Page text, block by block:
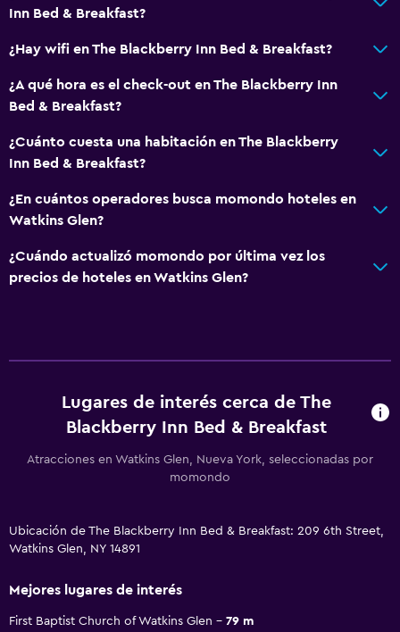
Inn Bed & Breakfast?
¿Hay wifi en The Blackberry Inn Bed & Breakfast?
¿A qué hora es el check-out en The Blackberry Inn
Bed & Breakfast?
¿Cuánto cuesta una habitación en The Blackberry
Inn Bed & Breakfast?
¿En cuántos operadores busca momondo hoteles en
Watkins Glen?
¿Cuándo actualizó momondo por última vez los
precios de hoteles en Watkins Glen?
Lugares de interés cerca de The
Blackberry Inn Bed & Breakfast
Atracciones en Watkins Glen, Nueva York, seleccionadas por
momondo
Ubicación de The Blackberry Inn Bed & Breakfast: 209 6th Street,
Watkins Glen, NY 14891
Mejores lugares de interés
First Baptist Church of Watkins Glen
79 m